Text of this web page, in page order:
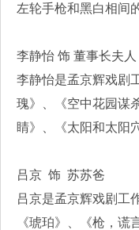
左轮手枪和黑白相间
李静怡 饰 董事长夫人
李静怡是孟京辉戏剧
瑰》、《空中花园谋
睛》、《太阳和太阳
吕京 饰 苏苏爸
吕京是孟京辉戏剧工
《琥珀》、《枪，